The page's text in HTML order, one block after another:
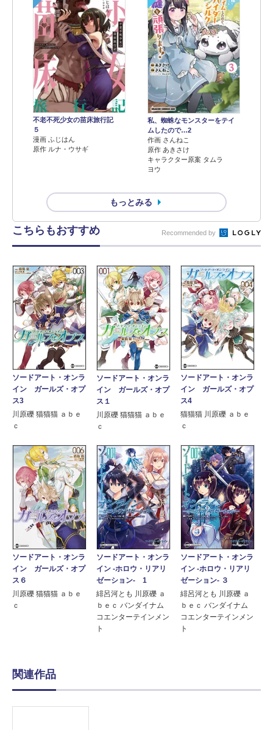
不老不死少女の苗床旅行記
５
漫画 ふじはん
原作 ルナ・ウサギ
私、蜘蛛なモンスターをテイ
ムしたので…2
作画 さんねこ
原作 あきさけ
キャラクター原案 タムラ
ヨウ
もっとみる
こちらもおすすめ Recommended by
ソードアート・オンラ
イン ガールズ・オプ
ス3
川原礫 猫猫猫 ａｂｅ
ｃ
ソードアート・オンラ
イン ガールズ・オプ
ス１
川原礫 猫猫猫 ａｂｅ
ｃ
ソードアート・オンラ
イン ガールズ・オプ
ス4
猫猫猫 川原礫 ａｂｅ
ｃ
ソードアート・オンラ
イン ガールズ・オプ
ス６
川原礫 猫猫猫 ａｂｅ
ｃ
ソードアート・オンラ
イン -ホロウ・リアリ
ゼーション- 1
緋呂河とも 川原礫 ａ
ｂｅｃ バンダイナム
コエンターテインメン
ト
ソードアート・オンラ
イン -ホロウ・リアリ
ゼーション- ３
緋呂河とも 川原礫 ａ
ｂｅｃ バンダイナム
コエンターテインメン
ト
関連作品